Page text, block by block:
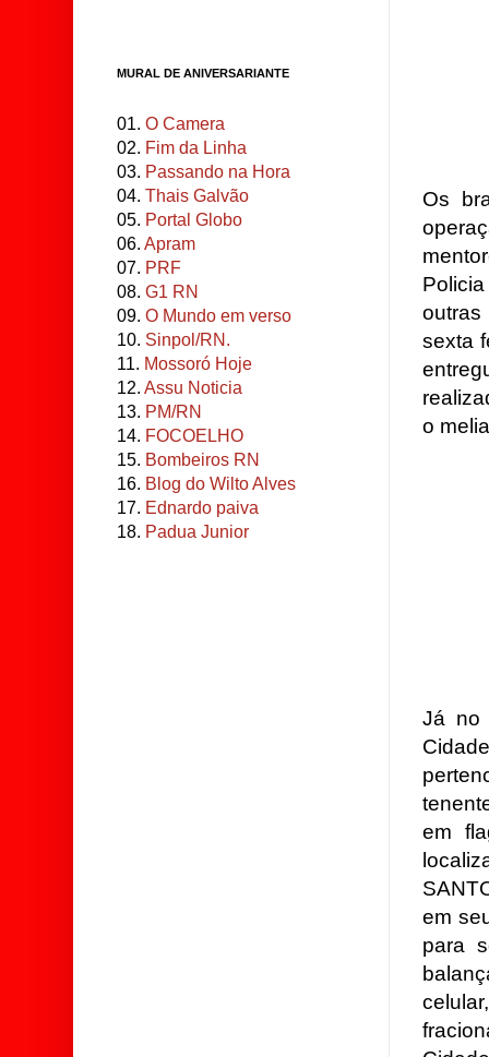
Os
sexta
o
Já no
em
em
para
MURAL DE ANIVERSARIANTE
01. O Camera
02. Fim da Linha
03. Passando na Hora
04. Thais Galvão
05. Portal Globo
06. Apram
07. PRF
08. G1 RN
09. O Mundo em verso
10. Sinpol/RN.
11. Mossoró Hoje
12. Assu Noticia
13. PM/RN
14. FOCOELHO
15. Bombeiros RN
16. Blog do Wilto Alves
17. Ednardo paiva
18. Padua Junior